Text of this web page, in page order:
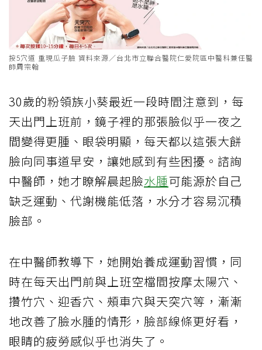
按5穴道 重現瓜子臉 資料來源／台北市立聯合醫院仁愛院區中醫科兼任醫
師周宗翰
30歲的粉領族小葵最近一段時間注意到，每
天出門上班前，鏡子裡的那張臉似乎一夜之
間變得更腫、眼袋明顯，每天都以這張大餅
臉向同事道早安，讓她感到有些困擾。諮詢
中醫師，她才瞭解晨起臉水腫可能源於自己
缺乏運動、代謝機能低落，水分才容易沉積
臉部。
在中醫師教導下，她開始養成運動習慣，同
時在每天出門前與上班空檔間按摩太陽穴、
攢竹穴、迎香穴、頰車穴與天突穴等，漸漸
地改善了臉水腫的情形，臉部線條更好看，
眼睛的疲勞感似乎也消失了。